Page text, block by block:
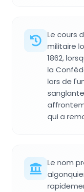
Le cours
militaire
1862,
la
lors de
qui a
Le nom